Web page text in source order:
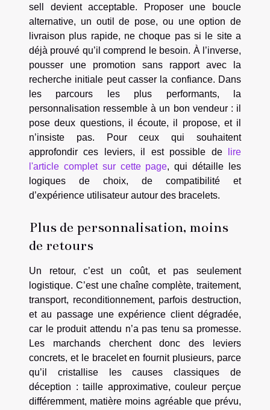
sell devient acceptable. Proposer une boucle
alternative, un outil de pose, ou une option de
livraison plus rapide, ne choque pas si le site a
déjà prouvé qu’il comprend le besoin. À l’inverse,
pousser une promotion sans rapport avec la
recherche initiale peut casser la confiance. Dans
les parcours les plus performants, la
personnalisation ressemble à un bon vendeur : il
pose deux questions, il écoute, il propose, et il
n’insiste pas. Pour ceux qui souhaitent
approfondir ces leviers, il est possible de
lire
l'article complet sur cette page, qui détaille les
logiques de choix, de compatibilité et
d’expérience utilisateur autour des bracelets.
Plus de personnalisation, moins
de retours
Un retour, c’est un coût, et pas seulement
logistique. C’est une chaîne complète, traitement,
transport, reconditionnement, parfois destruction,
et au passage une expérience client dégradée,
car le produit attendu n’a pas tenu sa promesse.
Les marchands cherchent donc des leviers
concrets, et le bracelet en fournit plusieurs, parce
qu’il cristallise les causes classiques de
déception : taille approximative, couleur perçue
différemment, matière moins agréable que prévu,